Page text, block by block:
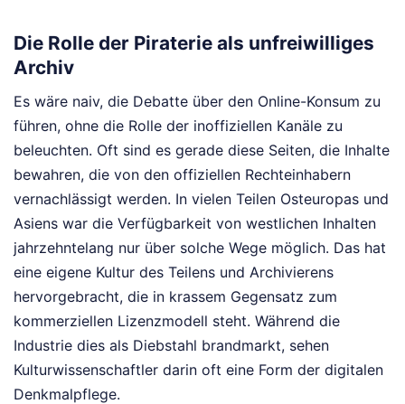
Die Rolle der Piraterie als unfreiwilliges
Archiv
Es wäre naiv, die Debatte über den Online-Konsum zu
führen, ohne die Rolle der inoffiziellen Kanäle zu
beleuchten. Oft sind es gerade diese Seiten, die Inhalte
bewahren, die von den offiziellen Rechteinhabern
vernachlässigt werden. In vielen Teilen Osteuropas und
Asiens war die Verfügbarkeit von westlichen Inhalten
jahrzehntelang nur über solche Wege möglich. Das hat
eine eigene Kultur des Teilens und Archivierens
hervorgebracht, die in krassem Gegensatz zum
kommerziellen Lizenzmodell steht. Während die
Industrie dies als Diebstahl brandmarkt, sehen
Kulturwissenschaftler darin oft eine Form der digitalen
Denkmalpflege.